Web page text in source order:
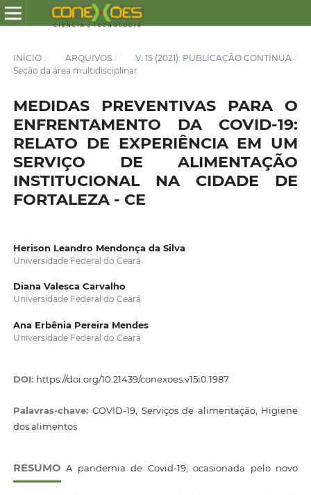
INÍCIO / ARQUIVOS / V. 15 (2021): PUBLICAÇÃO CONTÍNUA /
Seção da área multidisciplinar
MEDIDAS PREVENTIVAS PARA O
ENFRENTAMENTO DA COVID-19:
RELATO DE EXPERIÊNCIA EM UM
SERVIÇO DE ALIMENTAÇÃO
INSTITUCIONAL NA CIDADE DE
FORTALEZA - CE
Herison Leandro Mendonça da Silva
Universidade Federal do Ceará
Diana Valesca Carvalho
Universidade Federal do Ceará
Ana Erbênia Pereira Mendes
Universidade Federal do Ceará
DOI: https://doi.org/10.21439/conexoes.v15i0.1987
Palavras-chave:COVID-19, Serviços de alimentação, Higiene
dos alimentos
RESUMO A pandemia de Covid-19, ocasionada pelo novo